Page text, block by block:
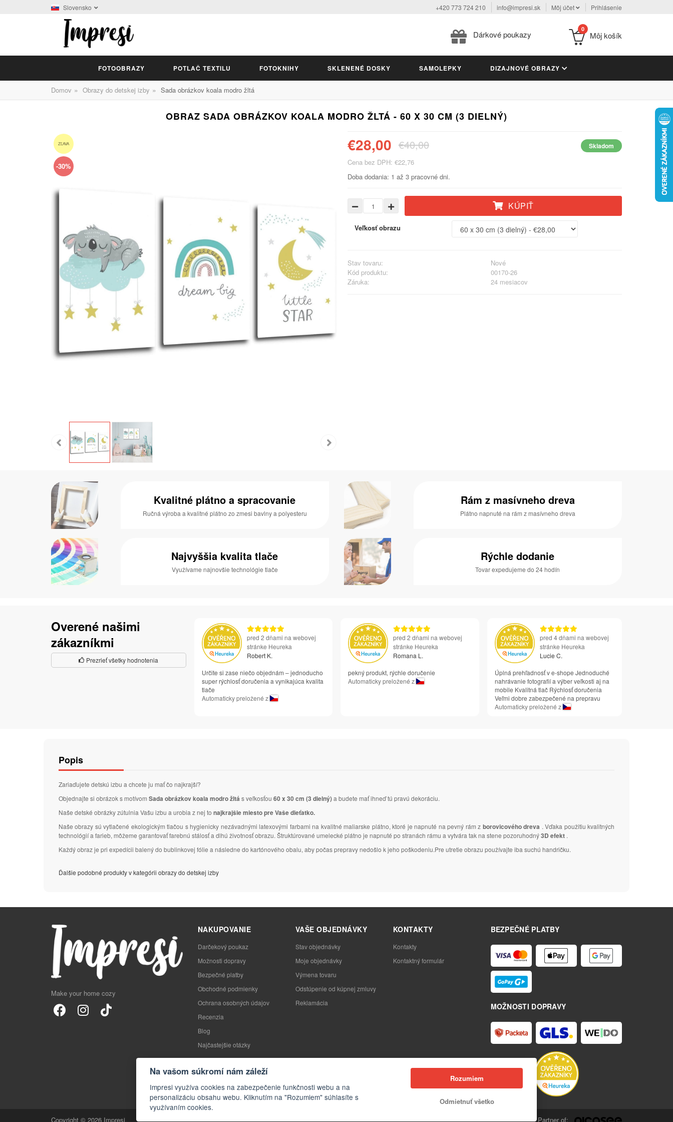
Slovensko +420 773 724 210 info@impresi.sk Môj účet Prihlásenie
Dárkové poukazy
0
Môj košík
FOTOOBRAZY POTLAČ TEXTILU FOTOKNIHY SKLENENÉ DOSKY SAMOLEPKY DIZAJNOVÉ OBRAZY
Domov » Obrazy do detskej izby » Sada obrázkov koala modro žltá
OBRAZ SADA OBRÁZKOV KOALA MODRO ŽLTÁ - 60 X 30 CM (3 DIELNÝ)
ZĽAVA
-30%
€28,00 €40,00 Skladom
Cena bez DPH: €22,76
Doba dodania: 1 až 3 pracovné dni.
KÚPIŤ
Veľkosť obrazu
Stav tovaru:
Nové
Kód produktu:
00170-26
Záruka:
24 mesiacov
Kvalitné plátno a spracovanie
Ručná výroba a kvalitné plátno zo zmesi bavlny a polyesteru
Rám z masívneho dreva
Plátno napnuté na rám z masívneho dreva
Najvyššia kvalita tlače
Využívame najnovšie technológie tlače
Rýchle dodanie
Tovar expedujeme do 24 hodín
Overené našimi
zákazníkmi
Prezrieť všetky hodnotenia
pred 2 dňami na webovej
stránke Heureka
Robert K.
Určite si zase niečo objednám – jednoducho
super rýchlosť doručenia a vynikajúca kvalita
tlače
Automaticky preložené z
pred 2 dňami na webovej
stránke Heureka
Romana L.
pekný produkt, rýchle doručenie
Automaticky preložené z
pred 4 dňami na webovej
stránke Heureka
Lucie C.
Úplná prehľadnosť v e-shope Jednoduché
nahrávanie fotografií a výber veľkosti aj na
mobile Kvalitná tlač Rýchlosť doručenia
Veľmi dobre zabezpečené na prepravu
Automaticky preložené z
Popis
Zariaďujete detskú izbu a chcete ju mať čo najkrajší?
Objednajte si obrázok s motívom Sada obrázkov koala modro žltá s veľkosťou 60 x 30 cm (3 dielný)a budete mať ihneď tú pravú dekoráciu.
Naše detské obrázky zútulnia Vašu izbu a urobia z nej to najkrajšie miesto pre Vaše dieťatko.
Naše obrazy sú vytlačené ekologickým tlačou s hygienicky nezávadnými latexovými farbami na kvalitné maliarske plátno, ktoré je napnuté na pevný rám z borovicového dreva . Vďaka použitiu kvalitných
technológií a farieb, môžeme garantovať farebnú stálosť a dlhú životnosť obrazu. Štruktúrované umelecké plátno je napnuté po stranách rámu a vytvára tak na stene pozoruhodný3D efekt .
Každý obraz je pri expedícii balený do bublinkovej fólie a následne do kartónového obalu, aby počas prepravy nedošlo k jeho poškodeniu.Pre utretie obrazu používajte iba suchú handričku.
Ďalšie podobné produkty v kategórii obrazy do detskej izby
Make your home cozy
BEZPEČNÉ PLATBY
MOŽNOSTI DOPRAVY
NAKUPOVANIE
Darčekový poukaz
Možnosti dopravy
Bezpečné platby
Obchodné podmienky
Ochrana osobných údajov
Recenzia
Blog
Najčastejšie otázky
VAŠE OBJEDNÁVKY
Stav objednávky
Moje objednávky
Výmena tovaru
Odstúpenie od kúpnej zmluvy
Reklamácia
KONTAKTY
Kontakty
Kontaktný formulár
Copyright © 2026 Impresi Partner of:
Na vašom súkromí nám záleží
Impresi využíva cookies na zabezpečenie funkčnosti webu a na
personalizáciu obsahu webu. Kliknutím na "Rozumiem" súhlasíte s
využívaním cookies.
Rozumiem
Odmietnuť všetko